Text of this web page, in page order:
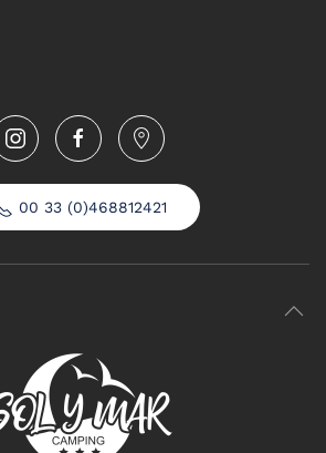
00 33 (0)468812421